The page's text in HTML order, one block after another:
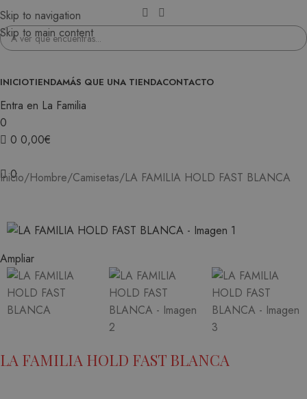
Skip to navigation
Skip to main content
INICIOTIENDAMÁS QUE UNA TIENDACONTACTO
Entra en La Familia
0
0 0,00€
0
Inicio Hombre Camisetas LA FAMILIA HOLD FAST BLANCA
Ampliar
LA FAMILIA HOLD FAST BLANCA